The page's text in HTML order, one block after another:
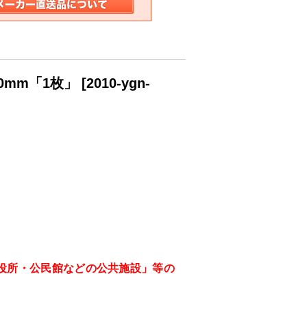
「1枚」 [2010-ygn-
所・公民館などの公共施設」等の